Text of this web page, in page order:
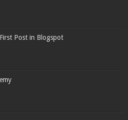
Post in Blogspot